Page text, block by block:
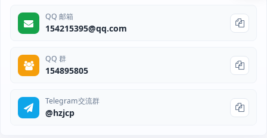
QQ 邮箱
154215395@qq.com
QQ 群
154895805
Telegram交流群
@hzjcp